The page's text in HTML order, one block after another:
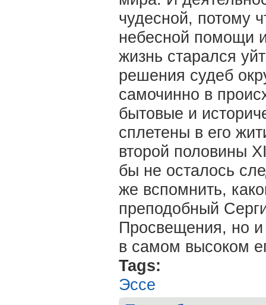
чудесной, потому
небесной помощи
жизнь старался
решения судеб
самочинно в
бытовые и
сплетены в его
второй половины
бы не осталось
же вспомнить,
преподобный
Просвещения, но и
в самом высоком
Tags:
Эссе